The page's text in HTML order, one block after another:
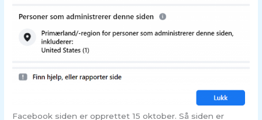
Facebook siden er opprettet 15 oktober. Så siden er